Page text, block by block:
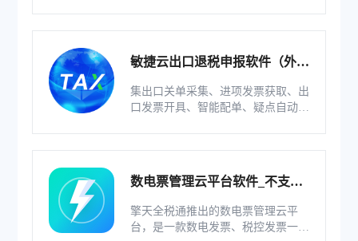
敏捷云出口退税申报软件（外贸
集出口关单采集、进项发票获取、出
口发票开具、智能配单、疑点自动检
数电票管理云平台软件_不支持
擎天全税通推出的数电票管理云平
台，是一款数电发票、税控发票一体